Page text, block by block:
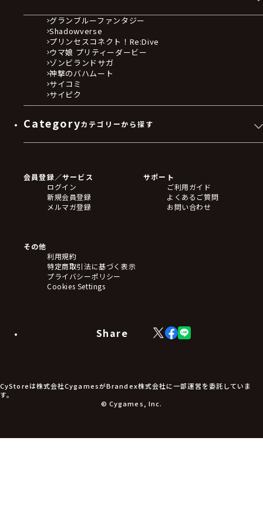
グランブルーファンタジー
Shadowverse
プリンセスコネクト！Re:Dive
ウマ娘 プリティーダービー
ゾンビランドサガ
神撃のバハムート
サイコミ
サイピク
Categoryカテゴリーから探す
フィギュア
アクリルスタンド
バッジ
キーホルダー・ストラップ
ステッカー・シール・カード
タペストリー・ポスター
アームサポーター
ブレードホルダー
食品・飲料品
アパレル小物
アクセサリー
会員登録／サービス
ログイン
新規会員登録
メルマガ登録
サポート
ご利用ガイド
よくあるご質問
お問い合わせ
その他
利用規約
特定商取引法に基づく表示
プライバシーポリシー
Cookies Settings
Share
X
(Twitter)
Facebook
LINE
CyStoreは株式会社CygamesがBrandex株式会社に一部運営を委託していま
す。
© Cygames, Inc.